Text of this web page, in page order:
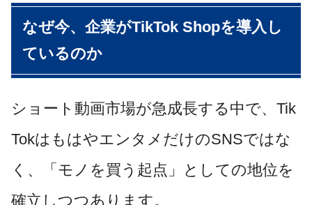
なぜ今、企業がTikTok Shopを導入し
ているのか
ショート動画市場が急成長する中で、Tik
TokはもはやエンタメだけのSNSではな
く、「モノを買う起点」としての地位を
確立しつつあります。